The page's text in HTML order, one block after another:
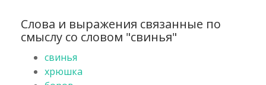
Слова и выражения связанные по
смыслу со словом "свинья"
свинья
хрюшка